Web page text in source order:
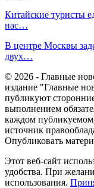
Китайские туристы
нас…
В центре Москвы
двух…
© 2026 - Главные
издание "Главные
публикуют
выполнением
каждом публикуемом
источник
Опубликовать
Этот веб-сайт
удобства. При
использования.